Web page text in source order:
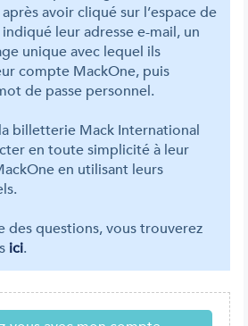
avoir cliqué sur l’espace de
leur adresse e-mail, un
unique avec lequel ils
compte MackOne, puis
de passe personnel.
billetterie Mack International
en toute simplicité à leur
en utilisant leurs
des questions, vous trouverez
ici.